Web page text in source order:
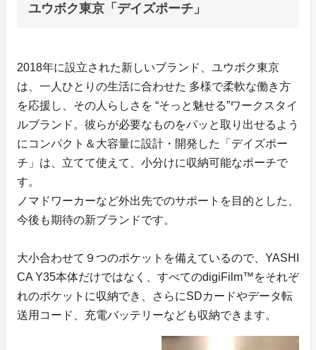
ユウボク東京「デイズポーチ」
2018年に設立された新しいブランド、ユウボク東京
は、一人ひとりの生活に合わせた 多様で柔軟な働き方
を応援し、その人らしさを “そっと魅せる”ワークスタイ
ルブランド。彼らが必要なものをパッと取り出せるよう
にコンパクト＆大容量に設計・開発した「デイズポー
チ」は、立てて使えて、小分けに収納可能なポーチで
す。
ノマドワーカーなど外出先でのサポートを目的とした、
今後も期待の新ブランドです。
大小合わせて９つのポケットを備えているので、YASHI
CA Y35本体だけではなく、すべてのdigiFilm™️をそれぞ
れのポケットに収納でき、さらにSDカードやデータ転
送用コード、充電バッテリーなども収納できます。